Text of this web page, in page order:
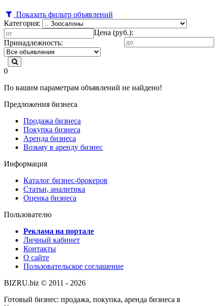
Показать фильтр объявлений
Категория:
Цена (руб.):
Принадлежность:
0
По вашим параметрам объявлений не найдено!
Предложения бизнеса
Продажа бизнеса
Покупка бизнеса
Аренда бизнеса
Возьму в аренду бизнес
Информация
Каталог бизнес-брокеров
Статьи, аналитика
Оценка бизнеса
Пользователю
Реклама на портале
Личный кабинет
Контакты
О сайте
Пользовательское соглашение
BIZRU.biz © 2011 - 2026
Готовый бизнес: продажа, покупка, аренда бизнеса в